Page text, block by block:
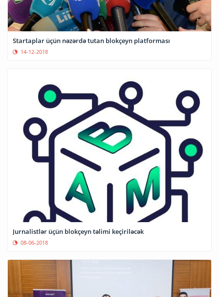
Startaplar üçün nəzərdə tutan blokçeyn platforması
14-12-2018
Jurnalistlər üçün blokçeyn təlimi keçiriləcək
08-06-2018